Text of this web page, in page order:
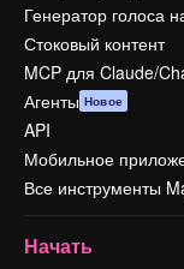
Генератор голоса
Стоковый контент
MCP для Claude/
Агенты Новое
API
Мобильное
Все инструменты
Начать